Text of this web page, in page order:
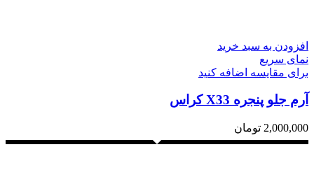
افزودن به سبد خرید
نمای سریع
برای مقایسه اضافه کنید
آرم جلو پنجره X33 کراس
2,000,000 تومان